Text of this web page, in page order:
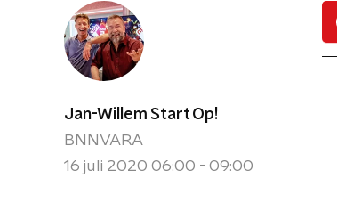
Jan-Willem Start Op!
BNNVARA
16 juli 2020 06:00 - 09:00